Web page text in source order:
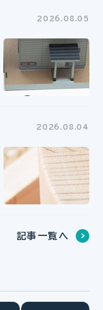
2026.08.05
2026.08.04
記事一覧へ